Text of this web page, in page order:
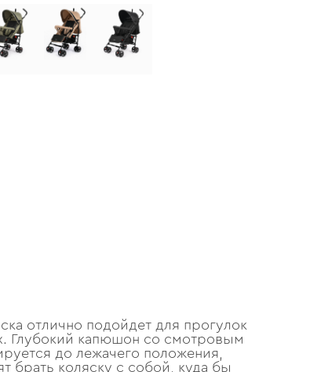
отлично подойдет для прогулок
Глубокий капюшон со смотровым
до лежачего положения,
брать коляску с собой, куда бы